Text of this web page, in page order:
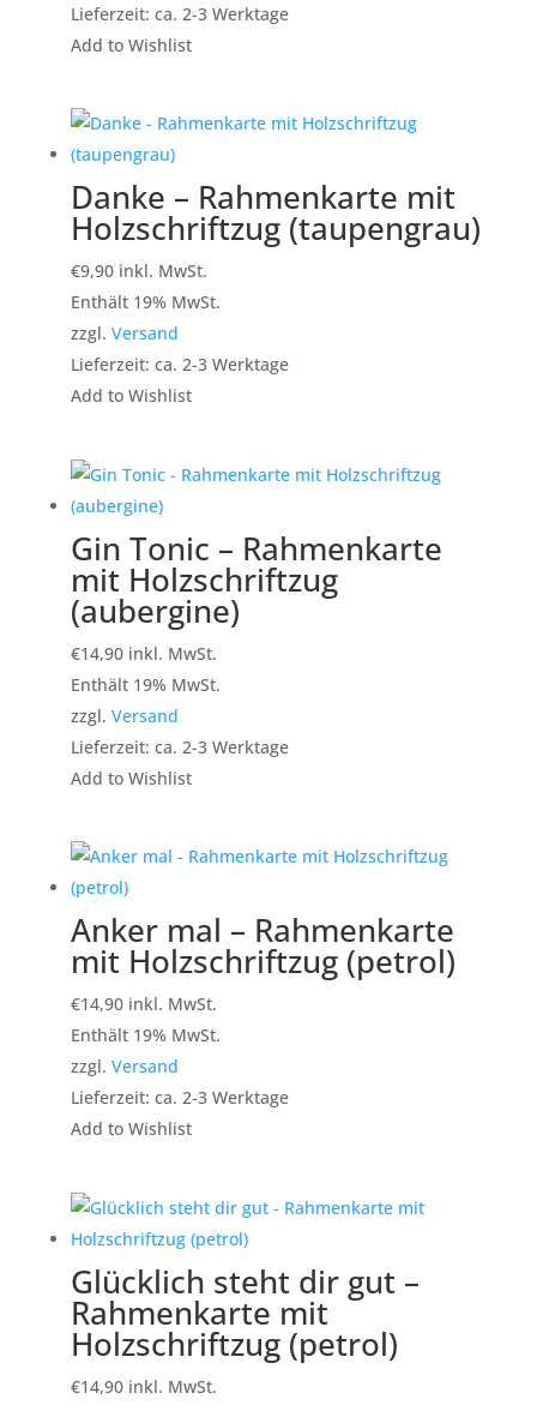
Lieferzeit: ca. 2-3 Werktage
Add to Wishlist
Danke – Rahmenkarte mit
Holzschriftzug (taupengrau)
€9,90 inkl. MwSt.
Enthält 19% MwSt.
zzgl. Versand
Lieferzeit: ca. 2-3 Werktage
Add to Wishlist
Gin Tonic – Rahmenkarte
mit Holzschriftzug
(aubergine)
€14,90 inkl. MwSt.
Enthält 19% MwSt.
zzgl. Versand
Lieferzeit: ca. 2-3 Werktage
Add to Wishlist
Anker mal – Rahmenkarte
mit Holzschriftzug (petrol)
€14,90 inkl. MwSt.
Enthält 19% MwSt.
zzgl. Versand
Lieferzeit: ca. 2-3 Werktage
Add to Wishlist
Glücklich steht dir gut –
Rahmenkarte mit
Holzschriftzug (petrol)
€14,90 inkl. MwSt.